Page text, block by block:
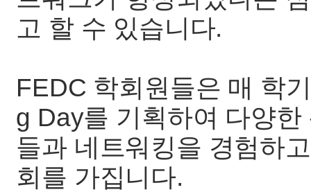
고 할 수 있습니다.
FEDC 학회원들은 매 학
g Day를 기획하여 다양
들과 네트워킹을 경험하
회를 가집니다.